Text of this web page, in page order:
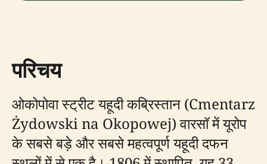
परिचय
ओकोपोवा स्ट्रीट यहूदी कब्रिस्तान (Cmentarz
Żydowski na Okopowej) वारसॉ में यूरोप
के सबसे बड़े और सबसे महत्वपूर्ण यहूदी दफन